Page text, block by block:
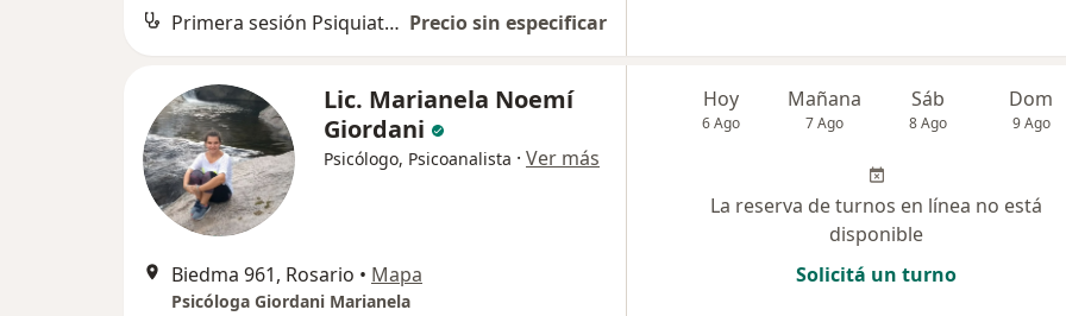
Primera sesión Psiquiatría Precio sin especificar
Lic. Marianela Noemí
Giordani
Psicólogo, Psicoanalista · Ver más
Biedma 961, Rosario • Mapa
Psicóloga Giordani Marianela
Hoy
6 Ago
Mañana
7 Ago
Sáb
8 Ago
Dom
9 Ago
La reserva de turnos en línea no está
disponible
Solicitá un turno